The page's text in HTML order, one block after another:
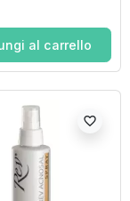
al carrello
favorite_border